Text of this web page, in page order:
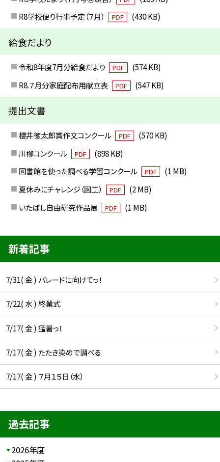
R8学校便り行事予定（７月）
PDF (430 KB)
給食だより
令和8年度7月分給食だより PDF
(574 KB)
R8.７月分家庭配布用献立表
PDF (547 KB)
提出文書
櫻井徳太郎賞作文コンクール PDF
(570 KB)
川柳コンクール
PDF
(898 KB)
図書館を使った調べる学習コンクール
PDF
(1 MB)
夏休みにチャレンジ（図工）
PDF
(2 MB)
いたばし自由研究作品展
PDF (1 MB)
新着記事
7/31( 金 ) パレードに向けてっ！
7/22( 水 ) 終業式
7/17( 金 ) 猛暑っ！
7/17( 金 ) たたき染めで調べる
7/17( 金 ) ７月１５日（水）
過去記事
2026年度